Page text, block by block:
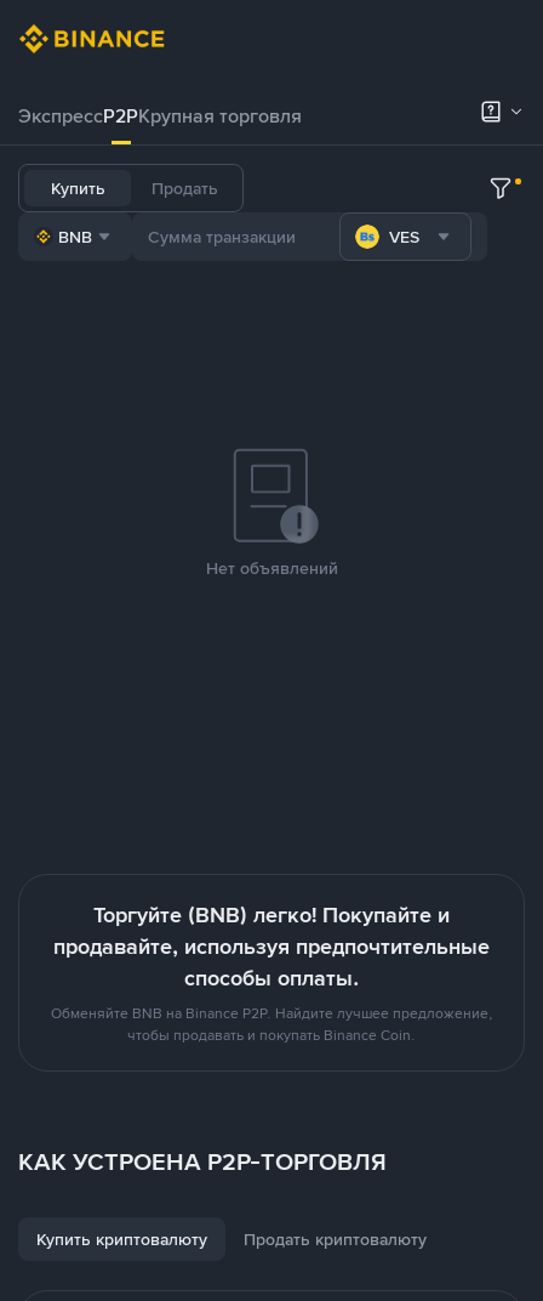
ЭкспрессP2PКрупная торговля
Купить Продать
BNB VES
Нет объявлений
Торгуйте (BNB) легко! Покупайте и
продавайте, используя предпочтительные
способы оплаты.
Обменяйте BNB на Binance P2P. Найдите лучшее предложение,
чтобы продавать и покупать Binance Coin.
КАК УСТРОЕНА P2P-ТОРГОВЛЯ
Купить криптовалюту Продать криптовалюту